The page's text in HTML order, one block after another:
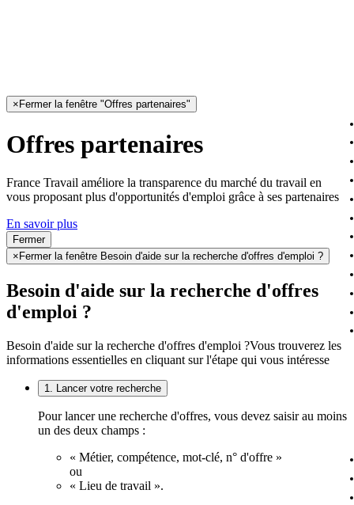
× Fermer la fenêtre "Offres partenaires"
Offres partenaires
France Travail améliore la transparence du marché du travail en
vous proposant plus d'opportunités d'emploi grâce à ses partenaires
En savoir plus
Fermer
× Fermer la fenêtre Besoin d'aide sur la recherche d'offres d'emploi ?
Besoin d'aide sur la recherche d'offres
d'emploi ?
Besoin d'aide sur la recherche d'offres d'emploi ?Vous trouverez les
informations essentielles en cliquant sur l'étape qui vous intéresse
1. Lancer votre recherche
Pour lancer une recherche d'offres, vous devez saisir au moins
un des deux champs :
« Métier, compétence, mot-clé, n° d'offre »
ou
« Lieu de travail ».